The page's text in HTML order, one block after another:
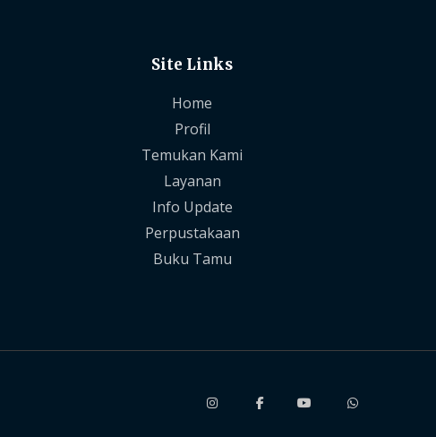
Site Links
Home
Profil
Temukan Kami
Layanan
Info Update
Perpustakaan
Buku Tamu